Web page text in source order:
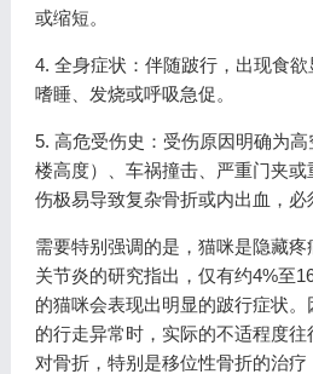
或缩短。
4. 全身症状：伴随跛行，出现食欲
嗜睡、发烧或呼吸急促。
5. 高危受伤史：受伤原因明确为
楼高度）、车祸撞击、严重门夹或
伤极易导致复杂骨折或内出血，必
需要特别强调的是，猫咪是隐藏
关节炎的研究指出，仅有约4%至
的猫咪会表现出明显的跛行症状
的行走异常时，实际的不适程度
对骨折，特别是移位性骨折的治疗